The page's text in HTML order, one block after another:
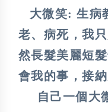
大微笑: 生病
老、病死，我
然長髮美麗短
會我的事，接
自己一個大